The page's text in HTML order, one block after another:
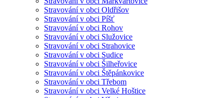
Stravování v obci Oldřišov
Stravování v obci Píšť
Stravování v obci Rohov
Stravování v obci Služovice
Stravování v obci Strahovice
Stravování v obci Sudice
Stravování v obci Šilheřovice
Stravování v obci Štěpánkovice
Stravování v obci Třebom
Stravování v obci Velké Hoštice